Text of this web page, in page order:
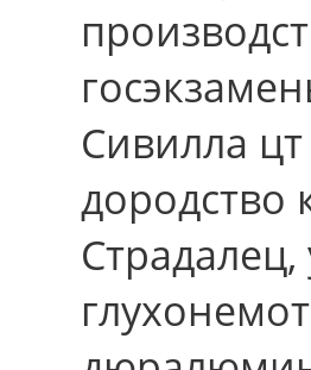
Сивилла
дородство